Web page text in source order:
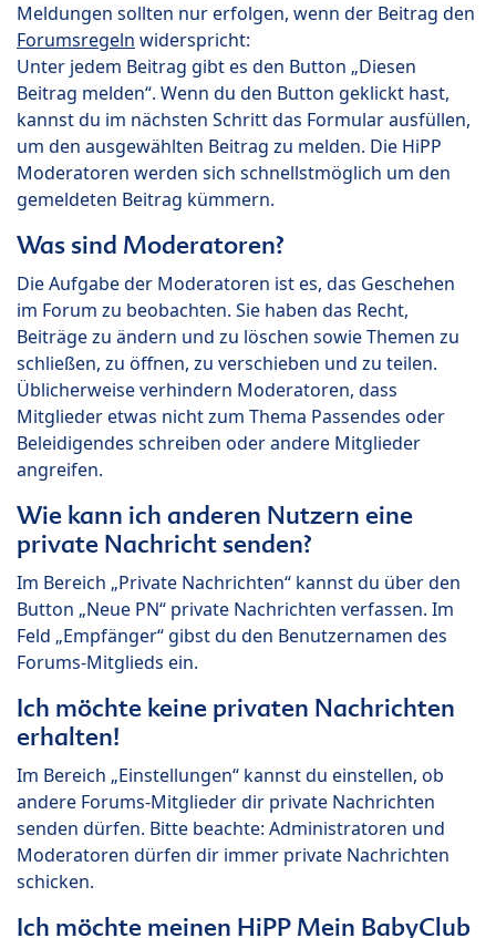
Meldungen sollten nur erfolgen, wenn der Beitrag den
Forumsregeln widerspricht:
Unter jedem Beitrag gibt es den Button „Diesen
Beitrag melden“. Wenn du den Button geklickt hast,
kannst du im nächsten Schritt das Formular ausfüllen,
um den ausgewählten Beitrag zu melden. Die HiPP
Moderatoren werden sich schnellstmöglich um den
gemeldeten Beitrag kümmern.
Was sind Moderatoren?
Die Aufgabe der Moderatoren ist es, das Geschehen
im Forum zu beobachten. Sie haben das Recht,
Beiträge zu ändern und zu löschen sowie Themen zu
schließen, zu öffnen, zu verschieben und zu teilen.
Üblicherweise verhindern Moderatoren, dass
Mitglieder etwas nicht zum Thema Passendes oder
Beleidigendes schreiben oder andere Mitglieder
angreifen.
Wie kann ich anderen Nutzern eine
private Nachricht senden?
Im Bereich „Private Nachrichten“ kannst du über den
Button „Neue PN“ private Nachrichten verfassen. Im
Feld „Empfänger“ gibst du den Benutzernamen des
Forums-Mitglieds ein.
Ich möchte keine privaten Nachrichten
erhalten!
Im Bereich „Einstellungen“ kannst du einstellen, ob
andere Forums-Mitglieder dir private Nachrichten
senden dürfen. Bitte beachte: Administratoren und
Moderatoren dürfen dir immer private Nachrichten
schicken.
Ich möchte meinen HiPP Mein BabyClub